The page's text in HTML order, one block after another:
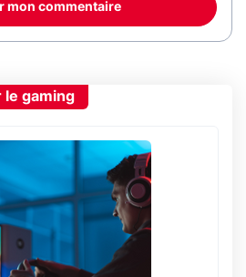
mon commentaire
le gaming